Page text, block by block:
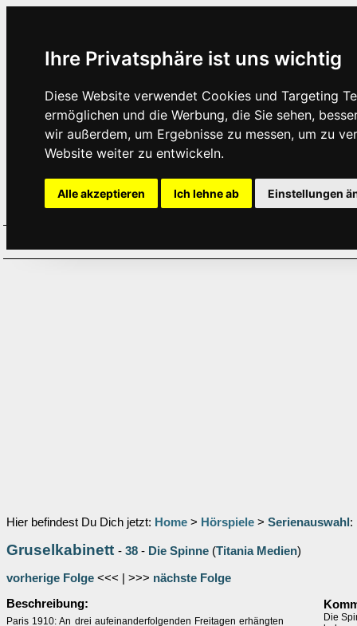
Ihre Privatsphäre ist uns wichtig
Diese Website verwendet Cookies und Targeting
ermöglichen und die Werbung, die Sie sehen,
wir außerdem, um Ergebnisse zu messen, um zu
Website weiter zu entwickeln.
Alle akzeptieren Ich lehne ab Einstellungen
Hier befindest Du Dich jetzt: Home > Hörspiele > Serienauswahl :
Gruselkabinett - 38 - Die Spinne (Titania Medien)
vorherige Folge <<< | >>> nächste Folge
Beschreibung:
Paris 1910: An drei aufeinanderfolgenden Freitagen erhängten
Die